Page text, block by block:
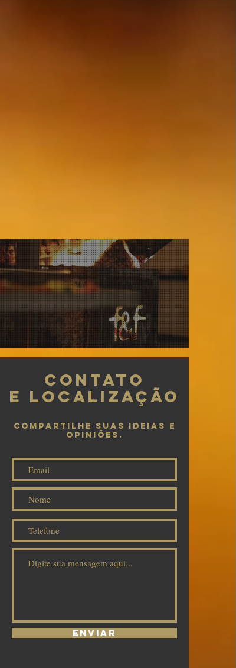
CONTATO
e LOCALIZAÇÃO
COMPARTILHE SUAS IDEIAS E
OPiNIÕES.
Enviar